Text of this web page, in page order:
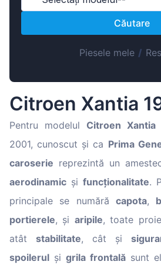
Lietuvių
Latvian
Căutare
Piesele mele/
Citroen Xantia
Pentru modelul Citroen Xantia
2001, cunoscut și ca Prima
caroserie reprezintă un
aerodinamic și funcționalitate.
principale se numără capota,
portierele, și aripile, toate
atât stabilitate, cât și
spoilerul și grila frontală sunt